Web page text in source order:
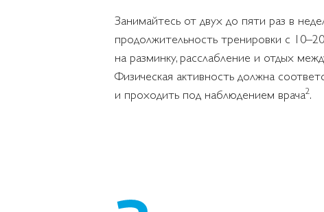
Занимайтесь от двух до пяти раз в
продолжительность тренировки с
на разминку, расслабление и отдых
Физическая активность должна
и проходить под наблюдением врача2.